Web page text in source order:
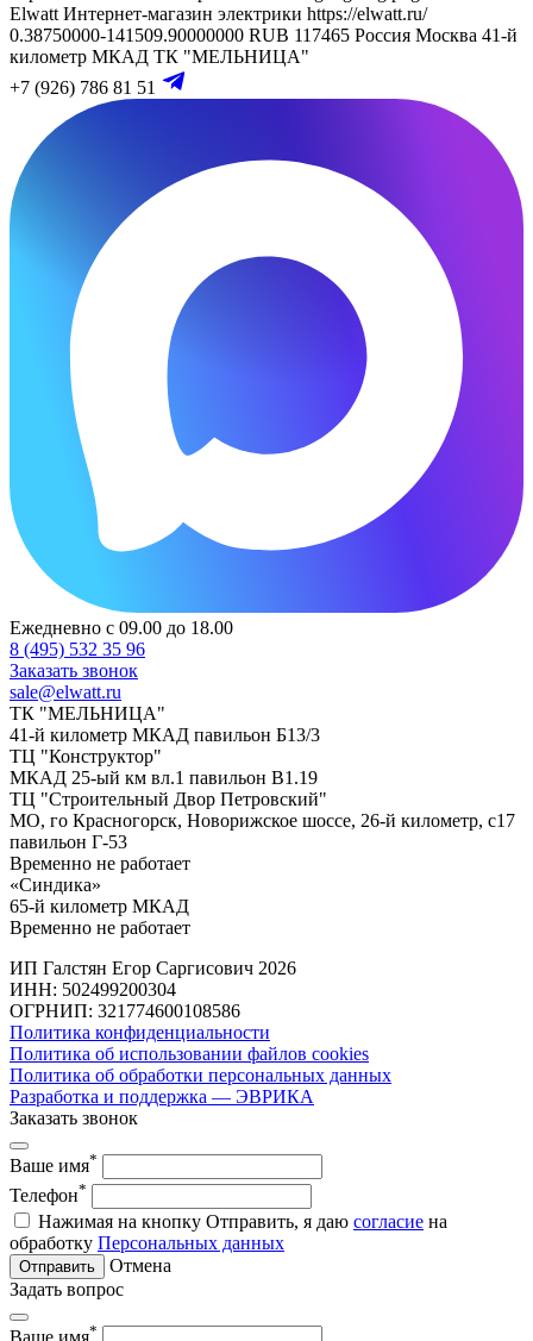
Elwatt Интернет-магазин электрики https://elwatt.ru/
0.38750000-141509.90000000 RUB 117465 Россия Москва 41-й
километр МКАД ТК "МЕЛЬНИЦА"
+7 (926) 786 81 51
Ежедневно с 09.00 до 18.00
8 (495) 532 35 96
Заказать звонок
sale@elwatt.ru
ТК "МЕЛЬНИЦА"
41-й километр МКАД павильон Б13/3
ТЦ "Конструктор"
МКАД 25-ый км вл.1 павильон В1.19
ТЦ "Строительный Двор Петровский"
МО, го Красногорск, Новорижское шоссе, 26-й километр, с17
павильон Г-53
Временно не работает
«Синдика»
65-й километр МКАД
Временно не работает
ИП Галстян Егор Саргисович 2026
ИНН: 502499200304
ОГРНИП: 321774600108586
Политика конфиденциальности
Политика об использовании файлов cookies
Политика об обработки персональных данных
Разработка и поддержка — ЭВРИКА
Заказать звонок
Ваше имя*
Телефон*
Нажимая на кнопку Отправить, я даю согласие на
обработку Персональных данных
Отправить
Отмена
Задать вопрос
Ваше имя*